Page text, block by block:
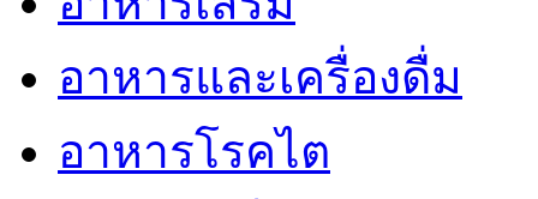
อาหารและเครื่องดื่ม
อาหารโรคไต